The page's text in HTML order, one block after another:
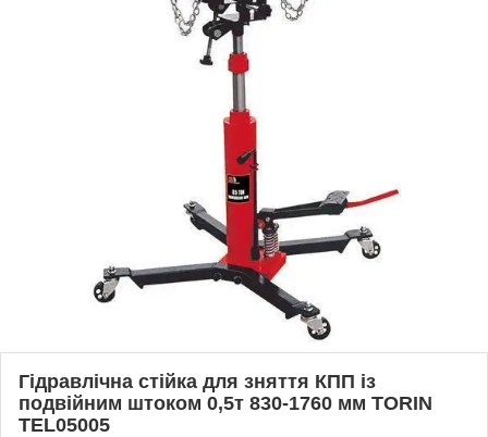
Гідравлічна стійка для зняття КПП із
подвійним штоком 0,5т 830-1760 мм TORIN
TEL05005